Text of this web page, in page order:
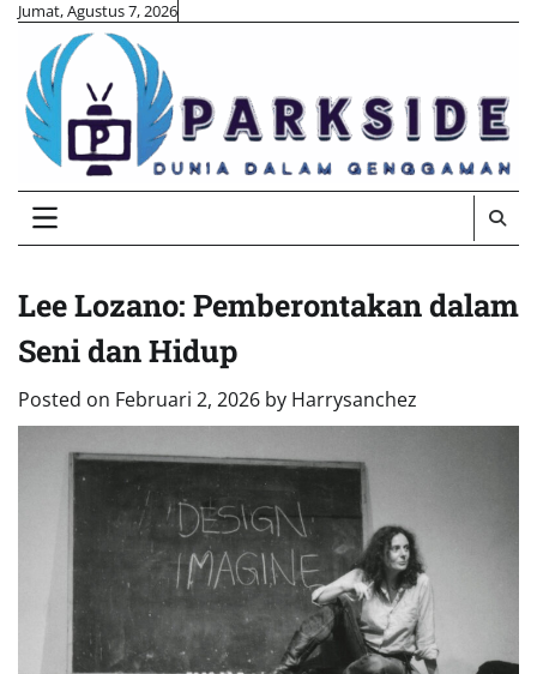
Skip
content
Jumat, Agustus 7, 2026
Lee Lozano: Pemberontakan dalam
Seni dan Hidup
Posted on Februari 2, 2026 by Harrysanchez